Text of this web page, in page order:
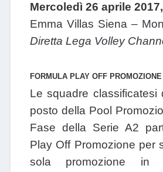
Mercoledì 26 aprile
Emma Villas Siena –
Diretta Lega Volley
FORMULA PLAY OFF PROMOZIONE
Le squadre classificatesi
posto della Pool
Fase della Serie A2
Play Off Promozione per
sola promozione in